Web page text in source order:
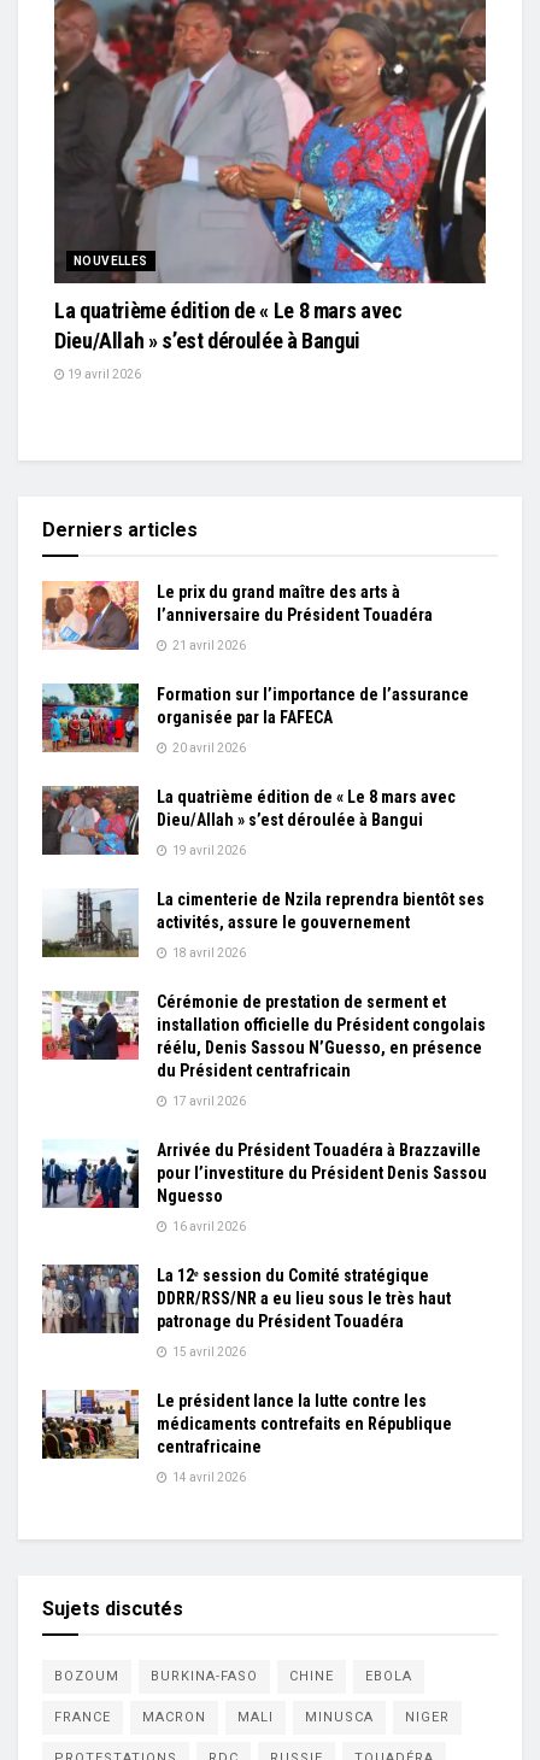
NOUVELLES
La quatrième édition de « Le 8 mars avec
Dieu/Allah » s’est déroulée à Bangui
19 avril 2026
Derniers articles
Le prix du grand maître des arts à
l’anniversaire du Président Touadéra
21 avril 2026
Formation sur l’importance de l’assurance
organisée par la FAFECA
20 avril 2026
La quatrième édition de « Le 8 mars avec
Dieu/Allah » s’est déroulée à Bangui
19 avril 2026
La cimenterie de Nzila reprendra bientôt ses
activités, assure le gouvernement
18 avril 2026
Cérémonie de prestation de serment et
installation officielle du Président congolais
réélu, Denis Sassou N’Guesso, en présence
du Président centrafricain
17 avril 2026
Arrivée du Président Touadéra à Brazzaville
pour l’investiture du Président Denis Sassou
Nguesso
16 avril 2026
La 12ᵉ session du Comité stratégique
DDRR/RSS/NR a eu lieu sous le très haut
patronage du Président Touadéra
15 avril 2026
Le président lance la lutte contre les
médicaments contrefaits en République
centrafricaine
14 avril 2026
Sujets discutés
BOZOUM BURKINA-FASO CHINE EBOLA
FRANCE MACRON MALI MINUSCA NIGER